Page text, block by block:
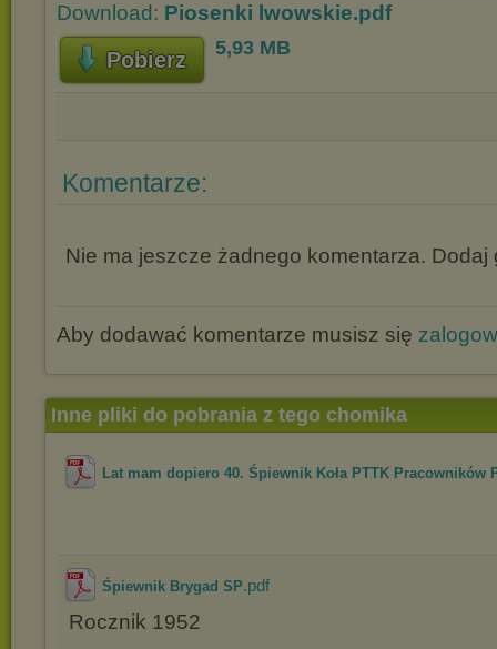
Download: Piosenki lwowskie.pdf
Pobierz 5,93 MB
Komentarze:
Nie ma jeszcze żadnego komentarza. Dodaj
Aby dodawać komentarze musisz się
Inne pliki do pobrania z tego chomika
Lat mam dopiero 40. Śpiewnik Koła PTTK Pracowników
Śpiewnik Brygad SP.pdf
Rocznik 1952